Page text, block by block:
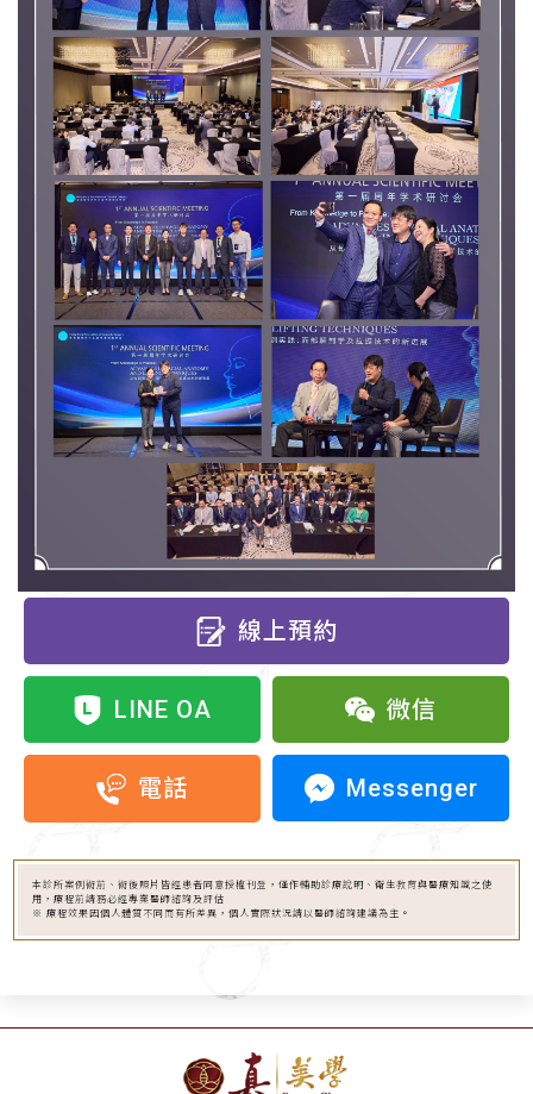
線上預約
LINE OA 微信
電話 Messenger
本診所案例術前、術後照片皆經患者同意授權刊登，僅作輔助診療說明、衛生教育與醫療知識之使
用，療程前請務必經專業醫師諮詢及評估
※ 療程效果因個人體質不同而有所差異，個人實際狀況請以醫師諮詢建議為主。